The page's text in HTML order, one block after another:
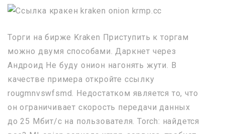
Торги на бирже Kraken Приступить к торгам
можно двумя способами. Даркнет через
Андроид Не буду онион нагонять жути. В
качестве примера откройте ссылку
rougmnvswfsmd. Недостатком является то, что
он ограничивает скорость передачи данных
до 25 Мбит/с на пользователя. Torch: найдется